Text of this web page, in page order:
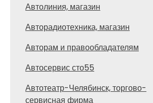
Автолиния, магазин
Авторадиотехника, магазин
Авторам и правообладателям
Автосервис сто55
Автотеатр-Челябинск, торгово-
сервисная фирма